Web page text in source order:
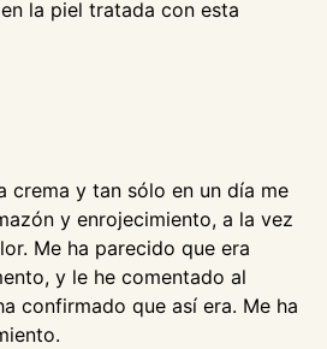
la piel tratada con esta
crema y tan sólo en un día me
y enrojecimiento, a la vez
Me ha parecido que era
y le he comentado al
confirmado que así era. Me ha